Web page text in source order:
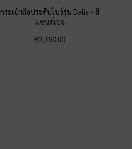
กระเป๋าถือประดับโบว์รุ่น Dalia-สี
แซนด์เบจ
฿2,790.00